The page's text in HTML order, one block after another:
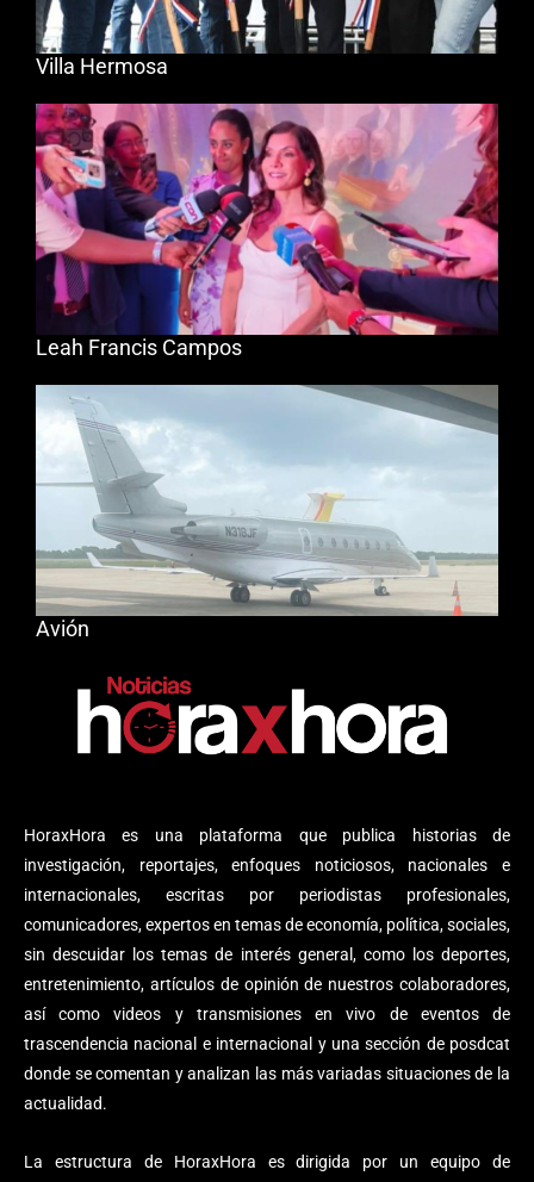
HoraxHora es una plataforma que publica historias de
investigación, reportajes, enfoques noticiosos, nacionales e
internacionales, escritas por periodistas profesionales,
comunicadores, expertos en temas de economía, política, sociales,
sin descuidar los temas de interés general, como los deportes,
entretenimiento, artículos de opinión de nuestros colaboradores,
así como videos y transmisiones en vivo de eventos de
trascendencia nacional e internacional y una sección de posdcat
donde se comentan y analizan las más variadas situaciones de la
actualidad.
La estructura de HoraxHora es dirigida por un equipo de
Villa Hermosa
Leah Francis Campos
Avión